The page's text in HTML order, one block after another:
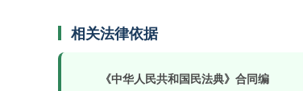
相关法律依据
《中华人民共和国民法典》合同编